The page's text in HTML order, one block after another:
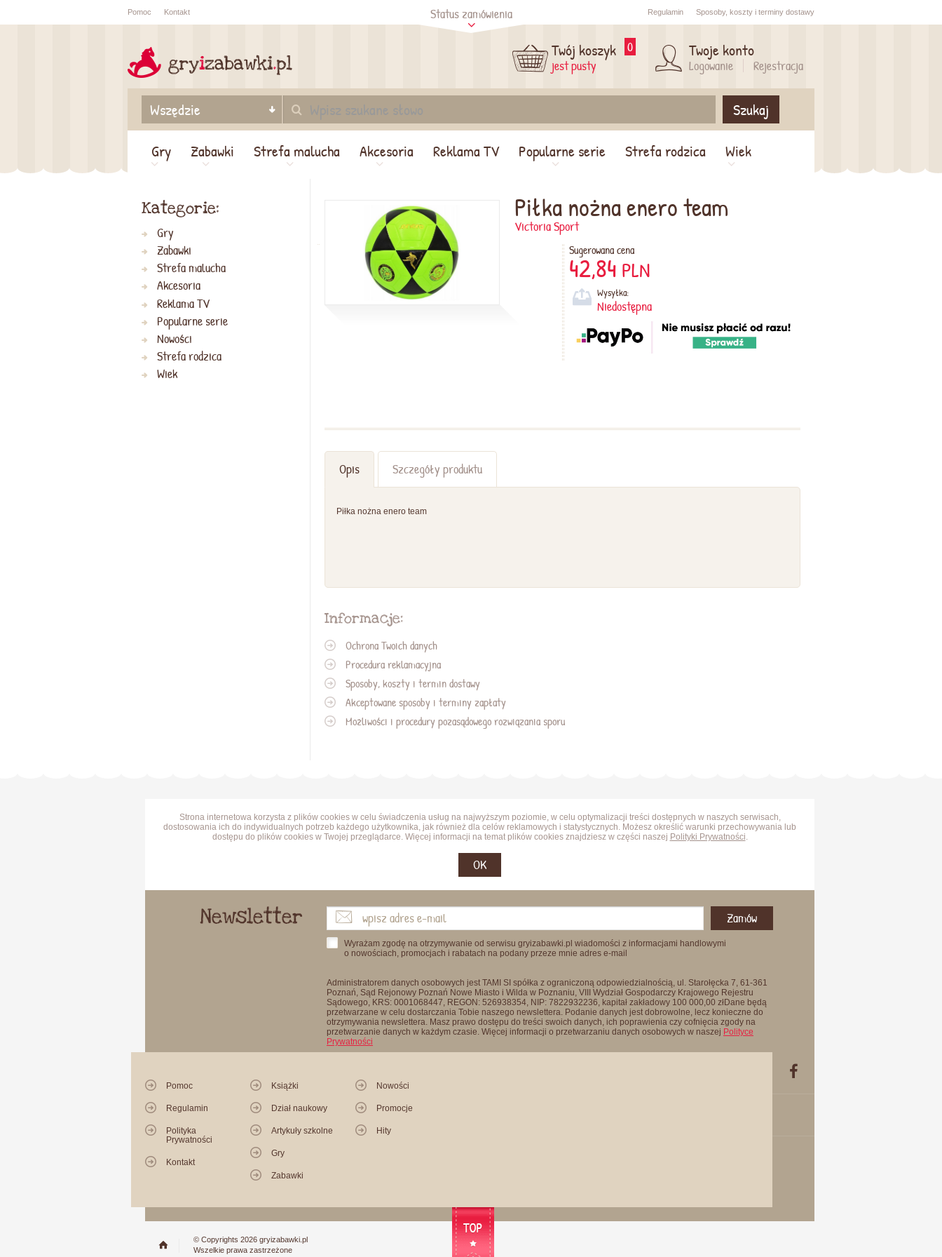
Sprawdź status Sprawdź
Pomoc Kontakt Status zamówienia Regulamin Sposoby, koszty i terminy dostawy
Twój koszyk
jest pusty
0 Twoje konto
Logowanie Rejestracja
Szukaj
Gry
Zabawki Strefa malucha Akcesoria Reklama TV Popularne serie Strefa rodzica Wiek
Piłka nożna enero team
Victoria Sport
Sugerowana cena
42,84 PLN
Wysyłka:
Niedostępna
Opis Szczegóły produktu
Piłka nożna enero team
Informacje:
Ochrona Twoich danych
Procedura reklamacyjna
Sposoby, koszty i termin dostawy
Akceptowane sposoby i terminy zapłaty
Możliwości i procedury pozasądowego rozwiązania sporu
Kategorie:
Gry
Zabawki
Strefa malucha
Akcesoria
Reklama TV
Popularne serie
Nowości
Strefa rodzica
Wiek
Strona internetowa korzysta z plików cookies w celu świadczenia usług na najwyższym poziomie, w celu optymalizacji treści dostępnych w naszych serwisach,
dostosowania ich do indywidualnych potrzeb każdego użytkownika, jak również dla celów reklamowych i statystycznych. Możesz określić warunki przechowywania lub
dostępu do plików cookies w Twojej przeglądarce. Więcej informacji na temat plików cookies znajdziesz w części naszej Polityki Prywatności.
OK
Newsletter Zamów
Wyrażam zgodę na otrzymywanie od serwisu gryizabawki.pl wiadomości z informacjami handlowymi
o nowościach, promocjach i rabatach na podany przeze mnie adres e-mail
Administratorem danych osobowych jest TAMI SI spółka z ograniczoną odpowiedzialnością, ul. Starołęcka 7, 61-361
Poznań, Sąd Rejonowy Poznań Nowe Miasto i Wilda w Poznaniu, VIII Wydział Gospodarczy Krajowego Rejestru
Sądowego, KRS: 0001068447, REGON: 526938354, NIP: 7822932236, kapitał zakładowy 100 000,00 złDane będą
przetwarzane w celu dostarczania Tobie naszego newslettera. Podanie danych jest dobrowolne, lecz konieczne do
otrzymywania newslettera. Masz prawo dostępu do treści swoich danych, ich poprawienia czy cofnięcia zgody na
przetwarzanie danych w każdym czasie. Więcej informacji o przetwarzaniu danych osobowych w naszej Polityce
Prywatności
Pomoc
Regulamin
Polityka
Prywatności
Kontakt
Książki
Dział naukowy
Artykuły szkolne
Gry
Zabawki
Nowości
Promocje
Hity
© Copyrights 2026 gryizabawki.pl
Wszelkie prawa zastrzeżone